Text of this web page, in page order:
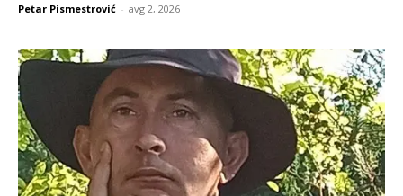
Petar Pismestrović - avg 2, 2026